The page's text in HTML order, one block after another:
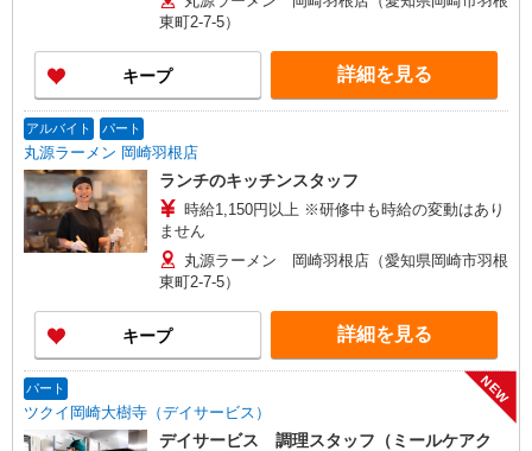
東町2-7-5）
キープ 詳細を見る
アルバイト パート
丸源ラーメン 岡崎羽根店
ランチのキッチンスタッフ
時給1,150円以上 ※研修中も時給の変動はあり
ません
丸源ラーメン 岡崎羽根店（愛知県岡崎市羽根
東町2-7-5）
キープ 詳細を見る
パート
ツクイ岡崎大樹寺（デイサービス）
NEW
デイサービス 調理スタッフ（ミールケアク